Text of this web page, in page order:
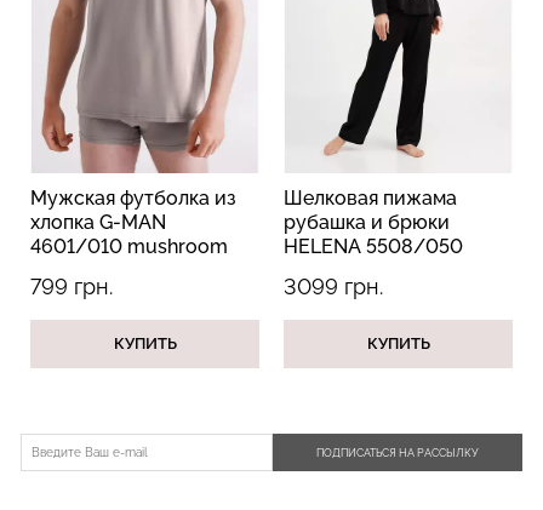
Мужская футболка из
хлопка G-MAN
4601/010 mushroom
799 грн.
КУПИТЬ
Шелковая пижама
рубашка и брюки
HELENA 5508/050
3099 грн.
КУПИТЬ
ПОДПИСАТЬСЯ НА РАССЫЛКУ
Топ на бретелях в рубчик
CAMI TOP RIB black
(черный) Giulia
299 грн.
499 грн.
Топ на бретелях в рубчик
CAMI TOP RIB white
(белый) Giulia
299 грн.
499 грн.